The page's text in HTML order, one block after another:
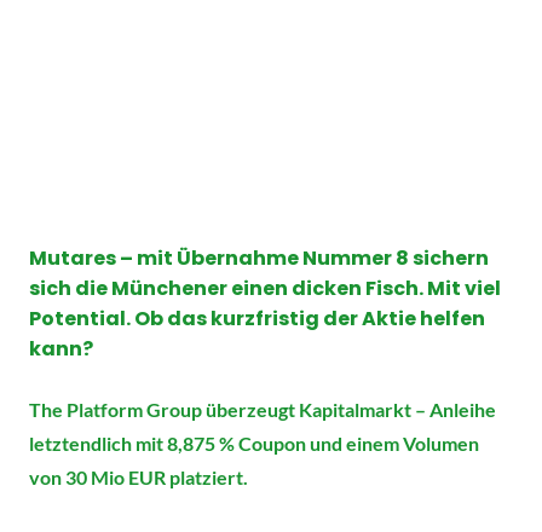
Mutares – mit Übernahme Nummer 8 sichern
sich die Münchener einen dicken Fisch. Mit viel
Potential. Ob das kurzfristig der Aktie helfen
kann?
The Platform Group überzeugt Kapitalmarkt – Anleihe
letztendlich mit 8,875 % Coupon und einem Volumen
von 30 Mio EUR platziert.